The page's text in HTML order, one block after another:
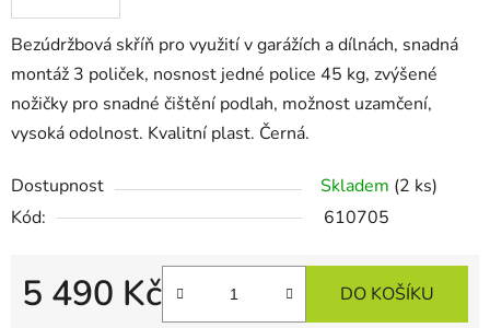
Bezúdržbová skříň pro využití v garážích a dílnách, snadná
montáž 3 poliček, nosnost jedné police 45 kg, zvýšené
nožičky pro snadné čištění podlah, možnost uzamčení,
vysoká odolnost. Kvalitní plast. Černá.
Dostupnost Skladem (2 ks)
Kód:
610705
5 490 Kč DO KOŠÍKU